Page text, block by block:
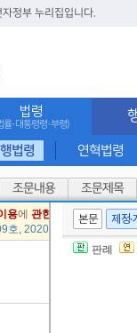
정부 누리집입니다.
법령
률·대통령령·부령)
법령 연혁법령
조문내용 조문제목
용에 관한 법률 시행령
호, 2020. 3. 3., 타법개정]
본문 제정·
판례